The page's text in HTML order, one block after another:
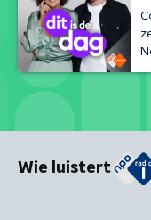
Wie luistert